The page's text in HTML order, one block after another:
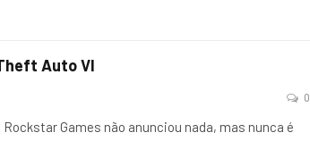
Auto VI
0
Games não anunciou nada, mas nunca é